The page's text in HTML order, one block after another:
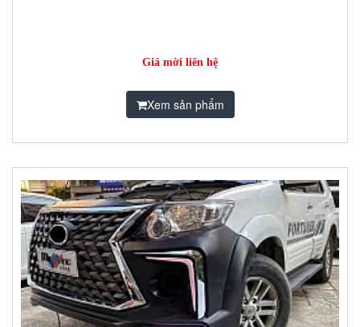
Giá mời liên hệ
Xem sản phẩm